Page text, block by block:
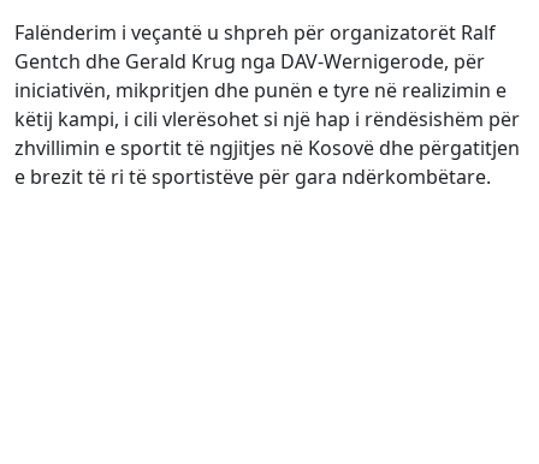
Falënderim i veçantë u shpreh për organizatorët Ralf
Gentch dhe Gerald Krug nga DAV-Wernigerode, për
iniciativën, mikpritjen dhe punën e tyre në realizimin e
këtij kampi, i cili vlerësohet si një hap i rëndësishëm për
zhvillimin e sportit të ngjitjes në Kosovë dhe përgatitjen
e brezit të ri të sportistëve për gara ndërkombëtare.